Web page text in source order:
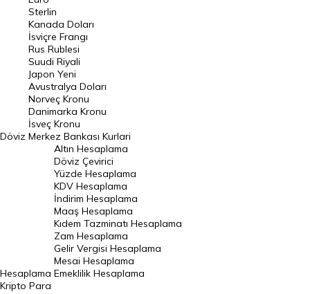
Pound Kuru
Frank Kuru
Riyal Kuru
Avustralya Doları
Danimarka Kronu Kuru
Kanada Doları Kuru
Norveç Kronu Kuru
İsveç Kronu Kuru
Japon Yeni Kuru
Serbest Piyasa Döviz Kurları
Merkez Bankası Döviz Kurları
Altın Fiyatları
Döviz
Sterlin
Kanada Doları
İsviçre Frangı
Rus Rublesi
Suudi Riyali
Japon Yeni
Avustralya Doları
Norveç Kronu
Danimarka Kronu
İsveç Kronu
Merkez Bankası Kurlari
Hesaplama
Altın Hesaplama
Döviz Çevirici
Yüzde Hesaplama
KDV Hesaplama
İndirim Hesaplama
Maaş Hesaplama
Kıdem Tazminatı Hesaplama
Zam Hesaplama
Gelir Vergisi Hesaplama
Mesai Hesaplama
Emeklilik Hesaplama
Kripto Para